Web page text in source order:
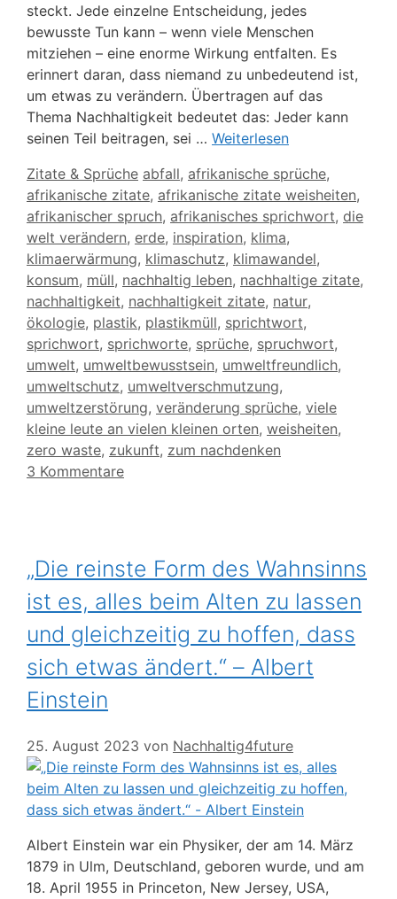
steckt. Jede einzelne Entscheidung, jedes
bewusste Tun kann – wenn viele Menschen
mitziehen – eine enorme Wirkung entfalten. Es
erinnert daran, dass niemand zu unbedeutend ist,
um etwas zu verändern. Übertragen auf das
Thema Nachhaltigkeit bedeutet das: Jeder kann
seinen Teil beitragen, sei … Weiterlesen
Kategorien
Zitate & Sprüche Schlagwörter
abfall, afrikanische sprüche,
afrikanische zitate, afrikanische zitate weisheiten,
afrikanischer spruch, afrikanisches sprichwort, die
welt verändern, erde, inspiration, klima,
klimaerwärmung, klimaschutz, klimawandel,
konsum, müll, nachhaltig leben, nachhaltige zitate,
nachhaltigkeit, nachhaltigkeit zitate, natur,
ökologie, plastik, plastikmüll, sprichtwort,
sprichwort, sprichworte, sprüche, spruchwort,
umwelt, umweltbewusstsein, umweltfreundlich,
umweltschutz, umweltverschmutzung,
umweltzerstörung, veränderung sprüche, viele
kleine leute an vielen kleinen orten, weisheiten,
zero waste, zukunft, zum nachdenken
3 Kommentare
„Die reinste Form des Wahnsinns
ist es, alles beim Alten zu lassen
und gleichzeitig zu hoffen, dass
sich etwas ändert.“ – Albert
Einstein
25. August 2023 von Nachhaltig4future
Albert Einstein war ein Physiker, der am 14. März
1879 in Ulm, Deutschland, geboren wurde, und am
18. April 1955 in Princeton, New Jersey, USA,